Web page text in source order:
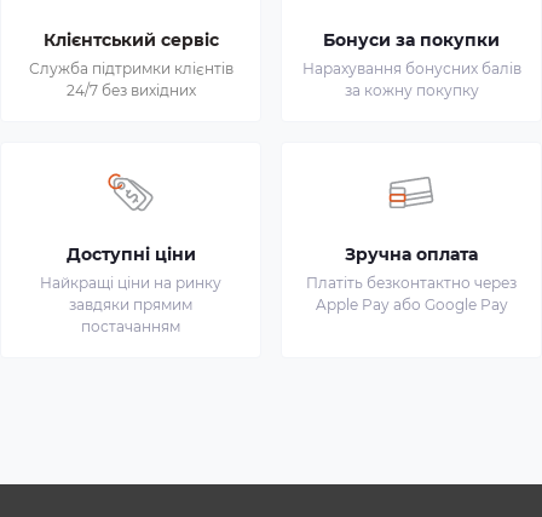
Клієнтський сервіс
Служба підтримки клієнтів
24/7 без вихідних
Бонуси за покупки
Нарахування бонусних балів
за кожну покупку
Доступні ціни
Найкращі ціни на ринку
завдяки прямим
постачанням
Зручна оплата
Платіть безконтактно через
Apple Pay або Google Pay